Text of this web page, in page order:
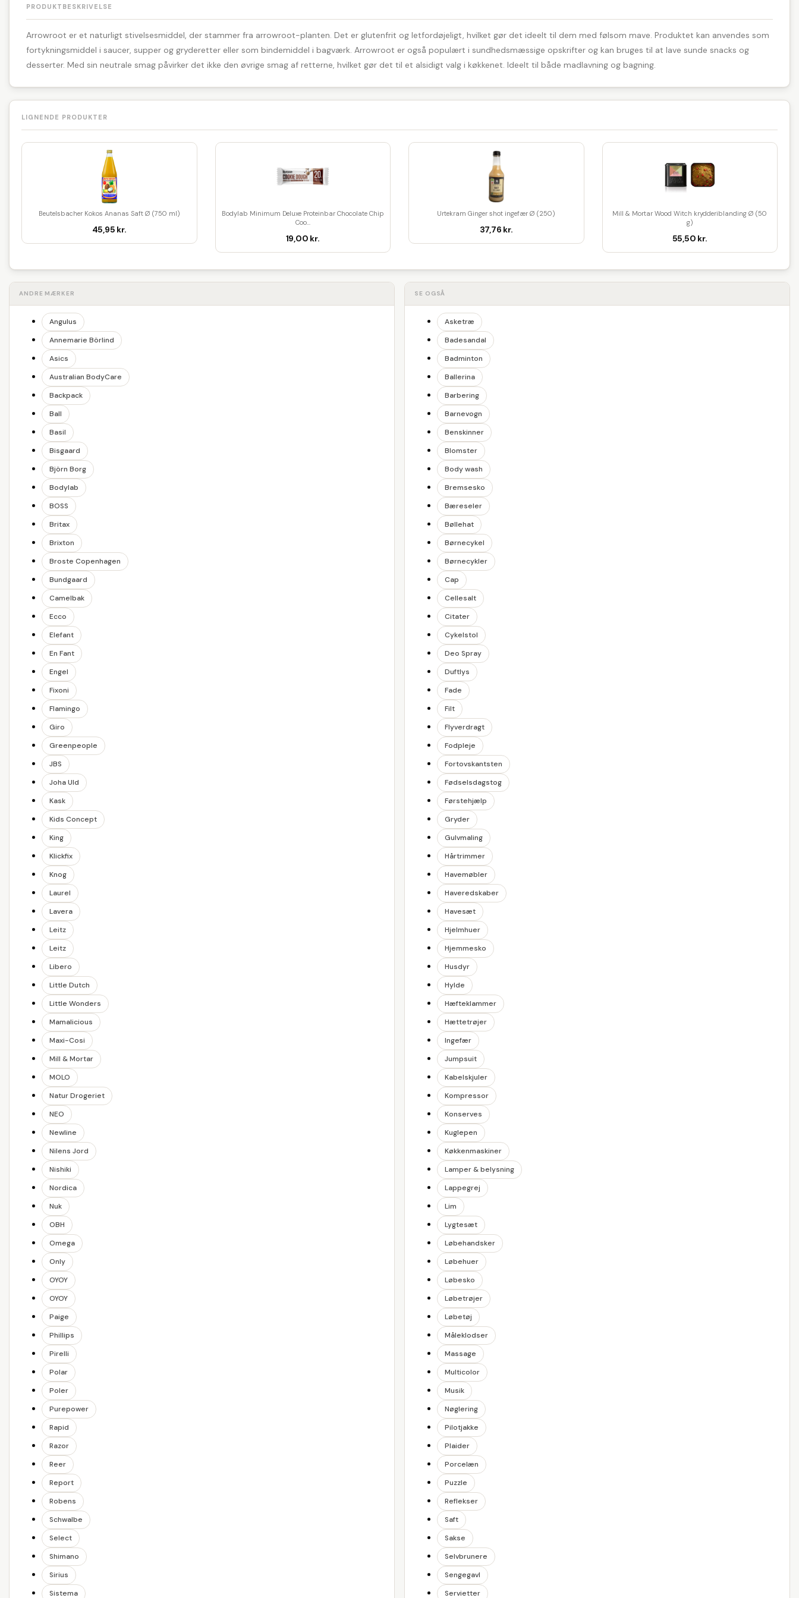
PRODUKTBESKRIVELSE
Arrowroot er et naturligt stivelsesmiddel, der stammer fra arrowroot-planten. Det er glutenfrit og letfordøjeligt, hvilket gør det ideelt til dem med følsom mave. Produktet kan anvendes som
fortykningsmiddel i saucer, supper og gryderetter eller som bindemiddel i bagværk. Arrowroot er også populært i sundhedsmæssige opskrifter og kan bruges til at lave sunde snacks og
desserter. Med sin neutrale smag påvirker det ikke den øvrige smag af retterne, hvilket gør det til et alsidigt valg i køkkenet. Ideelt til både madlavning og bagning.
LIGNENDE PRODUKTER
Beutelsbacher Kokos Ananas Saft Ø (750 ml)
45,95 kr.
Bodylab Minimum Deluxe Proteinbar Chocolate Chip
Coo...
19,00 kr.
Urtekram Ginger shot ingefær Ø (250)
37,76 kr.
Mill & Mortar Wood Witch krydderiblanding Ø (50
g)
55,50 kr.
ANDRE MÆRKER
Angulus
Annemarie Börlind
Asics
Australian BodyCare
Backpack
Ball
Basil
Bisgaard
Björn Borg
Bodylab
BOSS
Britax
Brixton
Broste Copenhagen
Bundgaard
Camelbak
Ecco
Elefant
En Fant
Engel
Fixoni
Flamingo
Giro
Greenpeople
JBS
Joha Uld
Kask
Kids Concept
King
Klickfix
Knog
Laurel
Lavera
Leitz
Leitz
Libero
Little Dutch
Little Wonders
Mamalicious
Maxi-Cosi
Mill & Mortar
MOLO
Natur Drogeriet
NEO
Newline
Nilens Jord
Nishiki
Nordica
Nuk
OBH
Omega
Only
OYOY
OYOY
Paige
Phillips
Pirelli
Polar
Poler
Purepower
Rapid
Razor
Reer
Report
Robens
Schwalbe
Select
Shimano
Sirius
Sistema
SE OGSÅ
Asketræ
Badesandal
Badminton
Ballerina
Barbering
Barnevogn
Benskinner
Blomster
Body wash
Bremsesko
Bæreseler
Bøllehat
Børnecykel
Børnecykler
Cap
Cellesalt
Citater
Cykelstol
Deo Spray
Duftlys
Fade
Filt
Flyverdragt
Fodpleje
Fortovskantsten
Fødselsdagstog
Førstehjælp
Gryder
Gulvmaling
Hårtrimmer
Havemøbler
Haveredskaber
Havesæt
Hjelmhuer
Hjemmesko
Husdyr
Hylde
Hæfteklammer
Hættetrøjer
Ingefær
Jumpsuit
Kabelskjuler
Kompressor
Konserves
Kuglepen
Køkkenmaskiner
Lamper & belysning
Lappegrej
Lim
Lygtesæt
Løbehandsker
Løbehuer
Løbesko
Løbetrøjer
Løbetøj
Måleklodser
Massage
Multicolor
Musik
Nøglering
Pilotjakke
Plaider
Porcelæn
Puzzle
Reflekser
Saft
Sakse
Selvbrunere
Sengegavl
Servietter